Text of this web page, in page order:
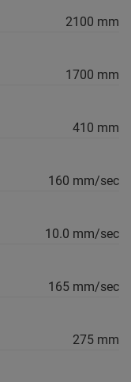
2100 mm
1700 mm
410 mm
160 mm/sec
10.0 mm/sec
165 mm/sec
275 mm